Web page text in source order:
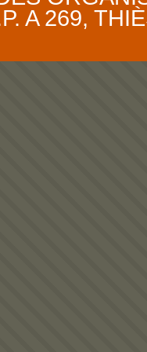
A 269,